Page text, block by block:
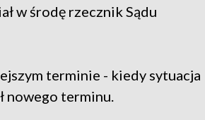
w środę rzecznik Sądu
terminie - kiedy sytuacja
nowego terminu.